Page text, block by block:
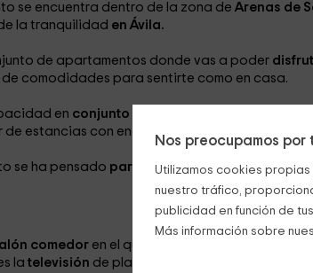
Nos preocupamos
Utilizamos cookies
nuestro tráfico,
publicidad en función de
Más información sobre
se encuentra dentro de la zona de Arenas de
la tranquilidad en Ávila.
de apartamentos donde vas a poder
de comodidades para sentirte como en casa.
en conjunto de los 2 apartamentos,
estancias con encanto.
se ha pensado para un máximo de 4 personas,
comedor en el que tenemos una zona de
la televisión de plasma que se encuentra sobre